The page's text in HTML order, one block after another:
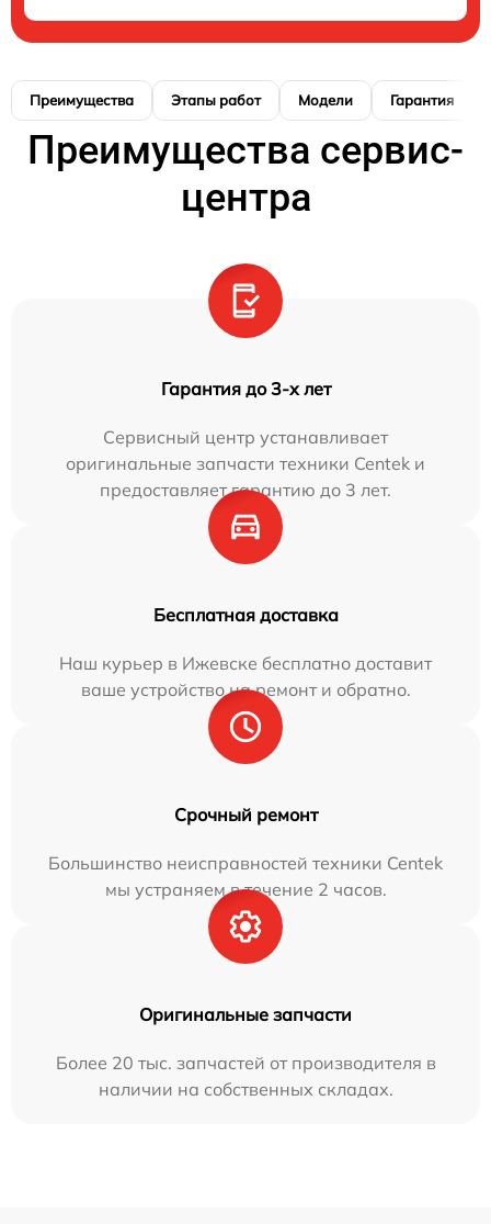
Преимущества Этапы работ Модели Гарантия
Преимущества сервис-
центра
Гарантия до 3-х лет
Сервисный центр устанавливает
оригинальные запчасти техники Centek и
предоставляет гарантию до 3 лет.
Бесплатная доставка
Наш курьер в Ижевске бесплатно доставит
ваше устройство на ремонт и обратно.
Срочный ремонт
Большинство неисправностей техники Centek
мы устраняем в течение 2 часов.
Оригинальные запчасти
Более 20 тыс. запчастей от производителя в
наличии на собственных складах.